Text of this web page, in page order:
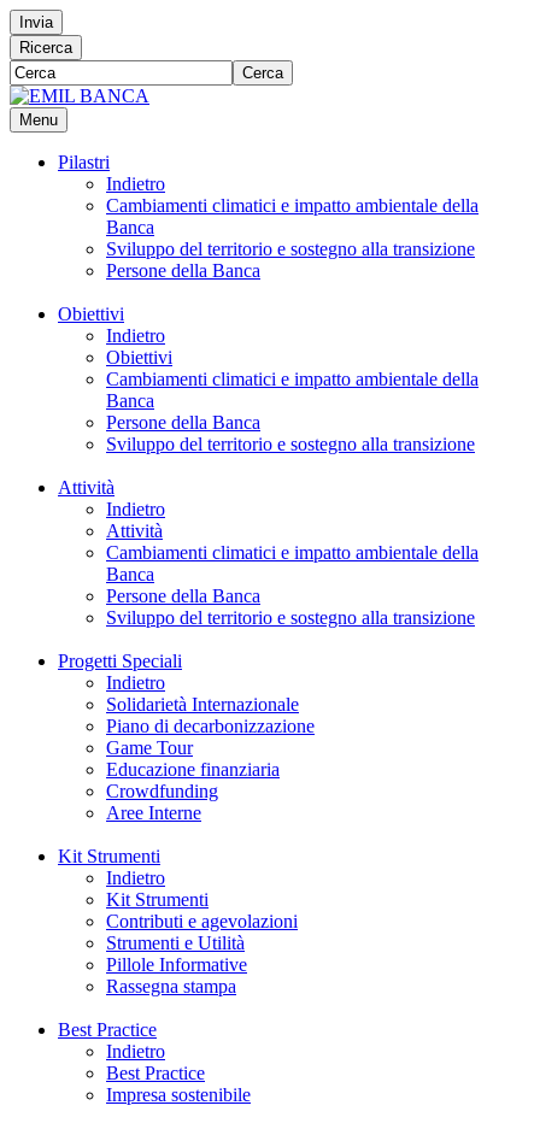
Invia
Ricerca
Cerca
Menu
Pilastri
Indietro
Cambiamenti climatici e impatto ambientale della
Banca
Sviluppo del territorio e sostegno alla transizione
Persone della Banca
Obiettivi
Indietro
Obiettivi
Cambiamenti climatici e impatto ambientale della
Banca
Persone della Banca
Sviluppo del territorio e sostegno alla transizione
Attività
Indietro
Attività
Cambiamenti climatici e impatto ambientale della
Banca
Persone della Banca
Sviluppo del territorio e sostegno alla transizione
Progetti Speciali
Indietro
Solidarietà Internazionale
Piano di decarbonizzazione
Game Tour
Educazione finanziaria
Crowdfunding
Aree Interne
Kit Strumenti
Indietro
Kit Strumenti
Contributi e agevolazioni
Strumenti e Utilità
Pillole Informative
Rassegna stampa
Best Practice
Indietro
Best Practice
Impresa sostenibile